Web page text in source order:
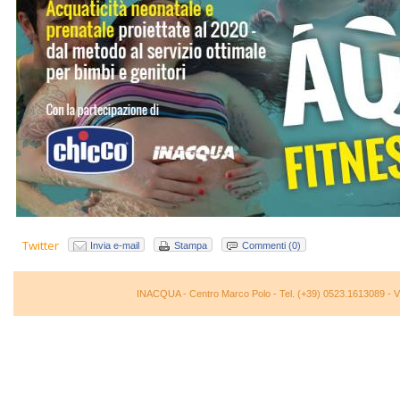
Twitter Invia e-mail Stampa Commenti (0)
INACQUA - Centro Marco Polo - Tel. (+39) 0523.1613089 -